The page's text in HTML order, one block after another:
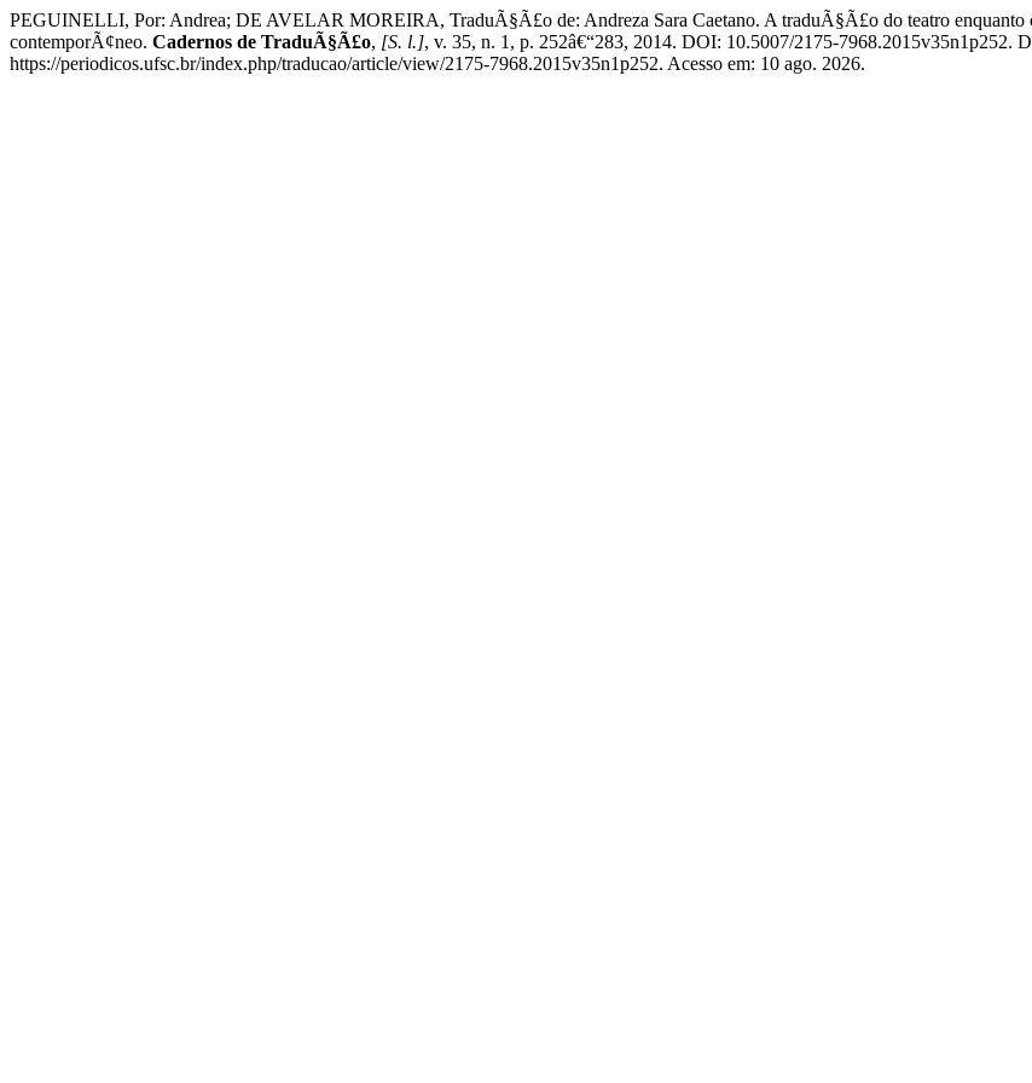
PEGUINELLI, Por: Andrea; DE AVELAR MOREIRA, TraduÃ§Ã£o de: Andreza Sara Caetano. A traduÃ§Ã£o do teatro
contemporÃ¢neo. Cadernos de TraduÃ§Ã£o, [S. l.], v. 35, n. 1, p. 252â€“283, 2014. DOI: 10.5007/2175-7968.2015v35n1p252.
https://periodicos.ufsc.br/index.php/traducao/article/view/2175-7968.2015v35n1p252. Acesso em: 10 ago. 2026.